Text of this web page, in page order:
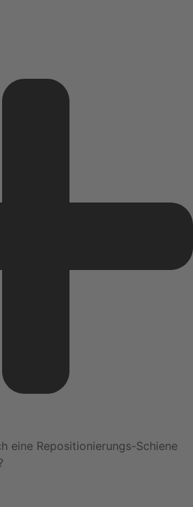
eine Repositionierungs-Schiene